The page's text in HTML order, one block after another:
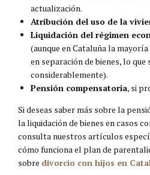
actualización.
Atribución del uso de la
Liquidación del régimen
(aunque en Cataluña la
en separación de bienes, lo
considerablemente).
Pensión compensatoria, si
Si deseas saber más sobre la
la liquidación de bienes en casos
consulta nuestros artículos
cómo funciona el plan de
sobre divorcio con hijos en